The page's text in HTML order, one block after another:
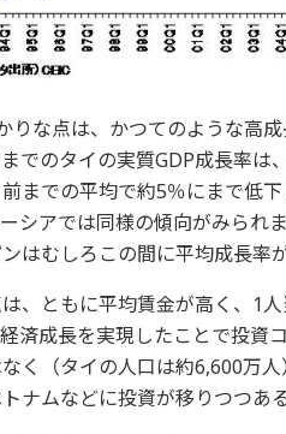
りな点は、かつてのような高
でのタイの実質GDP成長率は
までの平均で約5％にまで低
シアでは同様の傾向がみられ
はむしろこの間に平均成長率が
、ともに平均賃金が高く、1
済成長を実現したことで投資
く（タイの人口は約6,600万
ナムなどに投資が移りつつあ